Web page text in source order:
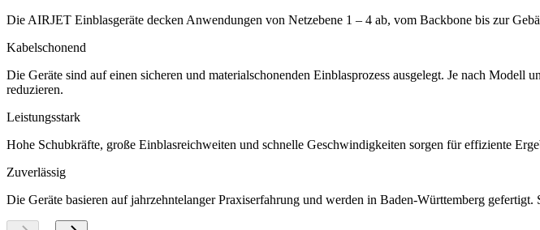
Die AIRJET Einblasgeräte decken Anwendungen von Netzebene 1 – 4 ab, vom Backbone bis zur
Kabelschonend
Die Geräte sind auf einen sicheren und materialschonenden Einblasprozess ausgelegt. Je nach
reduzieren.
Leistungsstark
Hohe Schubkräfte, große Einblasreichweiten und schnelle Geschwindigkeiten sorgen für effiziente
Zuverlässig
Die Geräte basieren auf jahrzehntelanger Praxiserfahrung und werden in Baden-Württemberg